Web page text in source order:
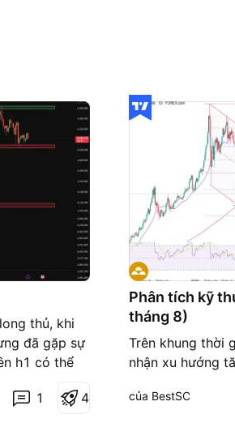
thủ, khi
đã gặp sự
h1 có thể
dần ra,
1 4
Phân tích kỹ
tháng 8)
Trên khung thời
nhận xu hướng
phá vỡ và duy
của BestSC